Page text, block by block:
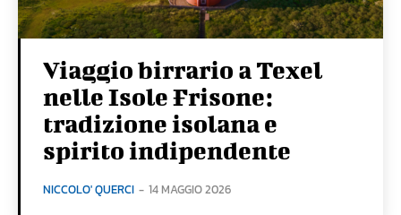
Viaggio birrario a Texel
nelle Isole Frisone:
tradizione isolana e
spirito indipendente
NICCOLO' QUERCI - 14 MAGGIO 2026